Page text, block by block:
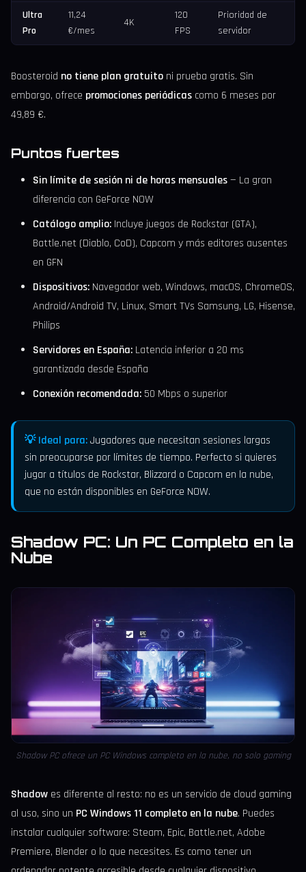
Ultra
Pro
11,24
€/mes
4K
120
FPS
Prioridad de
servidor
Boosteroid no tiene plan gratuito ni prueba gratis. Sin
embargo, ofrece promociones periódicas como 6 meses por
49,89 €.
Puntos fuertes
Sin límite de sesión ni de horas mensuales— La gran
diferencia con GeForce NOW
Catálogo amplio: Incluye juegos de Rockstar (GTA),
Battle.net (Diablo, CoD), Capcom y más editores ausentes
en GFN
Dispositivos: Navegador web, Windows, macOS, ChromeOS,
Android/Android TV, Linux, Smart TVs Samsung, LG, Hisense,
Philips
Servidores en España: Latencia inferior a 20 ms
garantizada desde España
Conexión recomendada: 50 Mbps o superior
💡 Ideal para:Jugadores que necesitan sesiones largas
sin preocuparse por límites de tiempo. Perfecto si quieres
jugar a títulos de Rockstar, Blizzard o Capcom en la nube,
que no están disponibles en GeForce NOW.
Shadow PC: Un PC Completo en la
Nube
Shadow PC ofrece un PC Windows completo en la nube, no solo gaming
Shadow es diferente al resto: no es un servicio de cloud gaming
al uso, sino un PC Windows 11 completo en la nube. Puedes
instalar cualquier software: Steam, Epic, Battle.net, Adobe
Premiere, Blender o lo que necesites. Es como tener un